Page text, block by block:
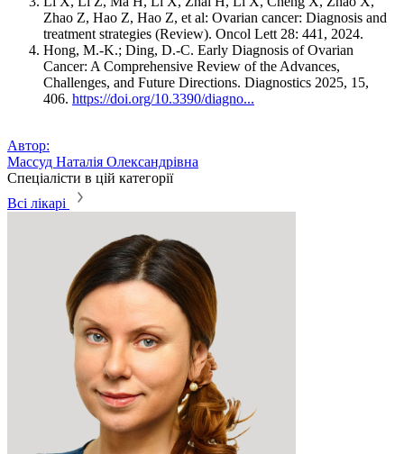
Zhao Z, Hao Z, Hao Z, et al: Ovarian cancer: Diagnosis and
treatment strategies (Review). Oncol Lett 28: 441, 2024.
Hong, M.-K.; Ding, D.-C. Early Diagnosis of Ovarian
Cancer: A Comprehensive Review of the Advances,
Challenges, and Future Directions. Diagnostics 2025, 15,
406. https://doi.org/10.3390/diagno...
Автор:
Массуд Наталія Олександрівна
Спеціалісти в цій категорії
Всі лікарі